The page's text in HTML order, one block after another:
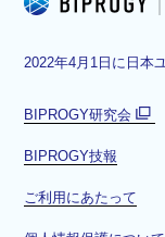
2022年4月1日に日本
BIPROGY研究会
ド
BIPROGY技報
ご利用にあたって